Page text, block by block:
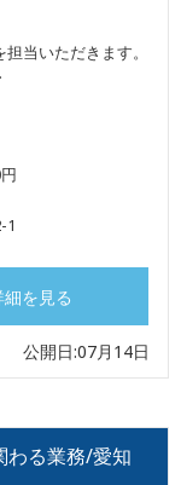
当いただきます。
1
細を見る
公開日:07月14日
わる業務/愛知